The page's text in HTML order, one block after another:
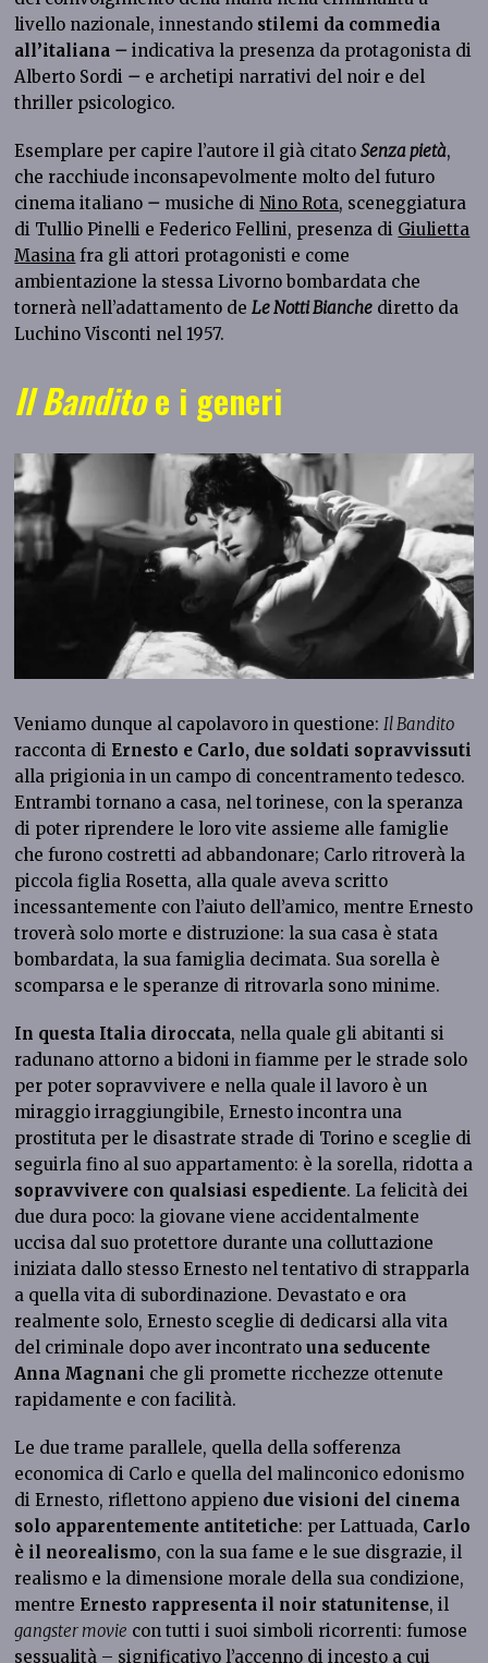
livello nazionale, innestando stilemi da commedia
all’italiana – indicativa la presenza da protagonista di
Alberto Sordi – e archetipi narrativi del noir e del
thriller psicologico.
Esemplare per capire l’autore il già citatoSenza pietà,
che racchiude inconsapevolmente molto del futuro
cinema italiano – musiche diNino Rota, sceneggiatura
di Tullio Pinelli e Federico Fellini, presenza di Giulietta
Masina fra gli attori protagonisti e come
ambientazione la stessa Livorno bombardata che
tornerà nell’adattamento deLe Notti Bianche diretto da
Luchino Visconti nel 1957.
Il Banditoe i generi
Veniamo dunque al capolavoro in questione: Il Bandito
racconta di Ernesto e Carlo, due soldati sopravvissuti
alla prigionia in un campo di concentramento tedesco.
Entrambi tornano a casa, nel torinese, con la speranza
di poter riprendere le loro vite assieme alle famiglie
che furono costretti ad abbandonare; Carlo ritroverà la
piccola figlia Rosetta, alla quale aveva scritto
incessantemente con l’aiuto dell’amico, mentre Ernesto
troverà solo morte e distruzione: la sua casa è stata
bombardata, la sua famiglia decimata. Sua sorella è
scomparsa e le speranze di ritrovarla sono minime.
In questa Italia diroccata, nella quale gli abitanti si
radunano attorno a bidoni in fiamme per le strade solo
per poter sopravvivere e nella quale il lavoro è un
miraggio irraggiungibile, Ernesto incontra una
prostituta per le disastrate strade di Torino e sceglie di
seguirla fino al suo appartamento: è la sorella, ridotta a
sopravvivere con qualsiasi espediente. La felicità dei
due dura poco: la giovane viene accidentalmente
uccisa dal suo protettore durante una colluttazione
iniziata dallo stesso Ernesto nel tentativo di strapparla
a quella vita di subordinazione. Devastato e ora
realmente solo, Ernesto sceglie di dedicarsi alla vita
del criminale dopo aver incontratouna seducente
Anna Magnani che gli promette ricchezze ottenute
rapidamente e con facilità.
Le due trame parallele, quella della sofferenza
economica di Carlo e quella del malinconico edonismo
di Ernesto, riflettono appieno due visioni del cinema
solo apparentemente antitetiche: per Lattuada, Carlo
è il neorealismo, con la sua fame e le sue disgrazie, il
realismo e la dimensione morale della sua condizione,
mentre Ernesto rappresenta il noir statunitense, il
gangster movie con tutti i suoi simboli ricorrenti: fumose
sessualità – significativo l’accenno di incesto a cui